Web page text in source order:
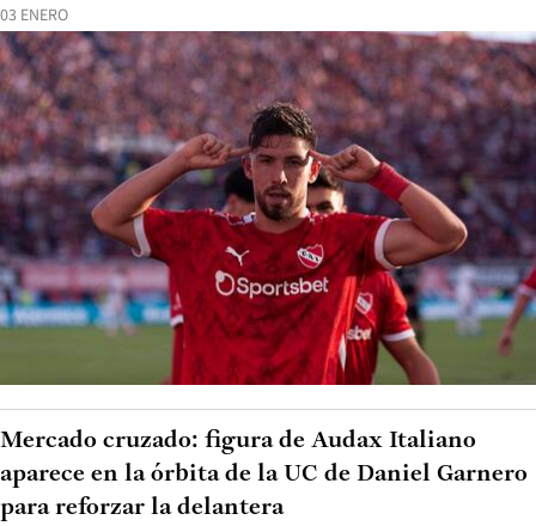
03 ENERO
Mercado cruzado: figura de Audax Italiano
aparece en la órbita de la UC de Daniel Garnero
para reforzar la delantera